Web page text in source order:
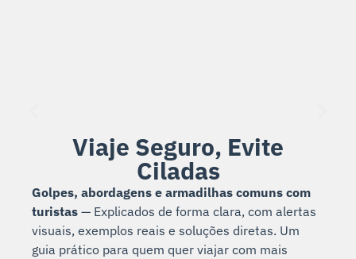
Viaje Seguro, Evite
Ciladas
Golpes, abordagens e armadilhas comuns com
turistas — Explicados de forma clara, com alertas
visuais, exemplos reais e soluções diretas. Um
guia prático para quem quer viajar com mais